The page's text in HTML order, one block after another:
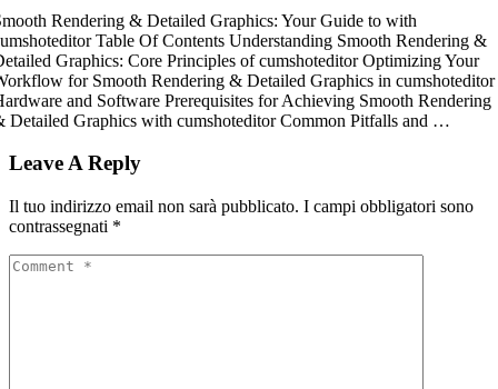
Rendering & Detailed Graphics: Your Guide to with
Table Of Contents Understanding Smooth Rendering &
Graphics: Core Principles of cumshoteditor Optimizing Your
for Smooth Rendering & Detailed Graphics in cumshoteditor
and Software Prerequisites for Achieving Smooth Rendering
Detailed Graphics with cumshoteditor Common Pitfalls and …
Leave A Reply
Il tuo indirizzo email non sarà pubblicato. I campi obbligatori sono
contrassegnati *